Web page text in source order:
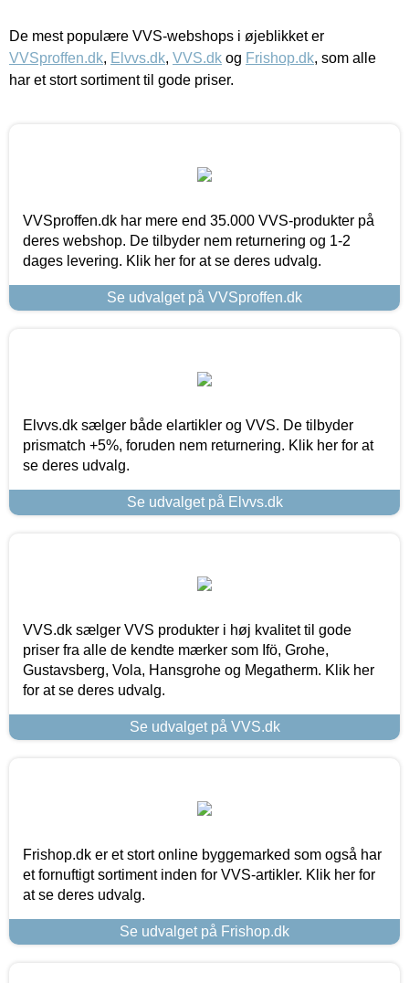
De mest populære VVS-webshops i øjeblikket er
VVSproffen.dk, Elvvs.dk, VVS.dk og Frishop.dk, som alle
har et stort sortiment til gode priser.
VVSproffen.dk har mere end 35.000 VVS-produkter på
deres webshop. De tilbyder nem returnering og 1-2
dages levering. Klik her for at se deres udvalg.
Se udvalget på VVSproffen.dk
Elvvs.dk sælger både elartikler og VVS. De tilbyder
prismatch +5%, foruden nem returnering. Klik her for at
se deres udvalg.
Se udvalget på Elvvs.dk
VVS.dk sælger VVS produkter i høj kvalitet til gode
priser fra alle de kendte mærker som Ifö, Grohe,
Gustavsberg, Vola, Hansgrohe og Megatherm. Klik her
for at se deres udvalg.
Se udvalget på VVS.dk
Frishop.dk er et stort online byggemarked som også har
et fornuftigt sortiment inden for VVS-artikler. Klik her for
at se deres udvalg.
Se udvalget på Frishop.dk